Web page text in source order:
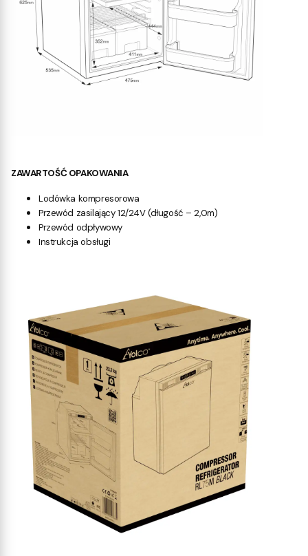
ZAWARTOŚĆ OPAKOWANIA
Lodówka kompresorowa
Przewód zasilający 12/24V (długość – 2,0m)
Przewód odpływowy
Instrukcja obsługi